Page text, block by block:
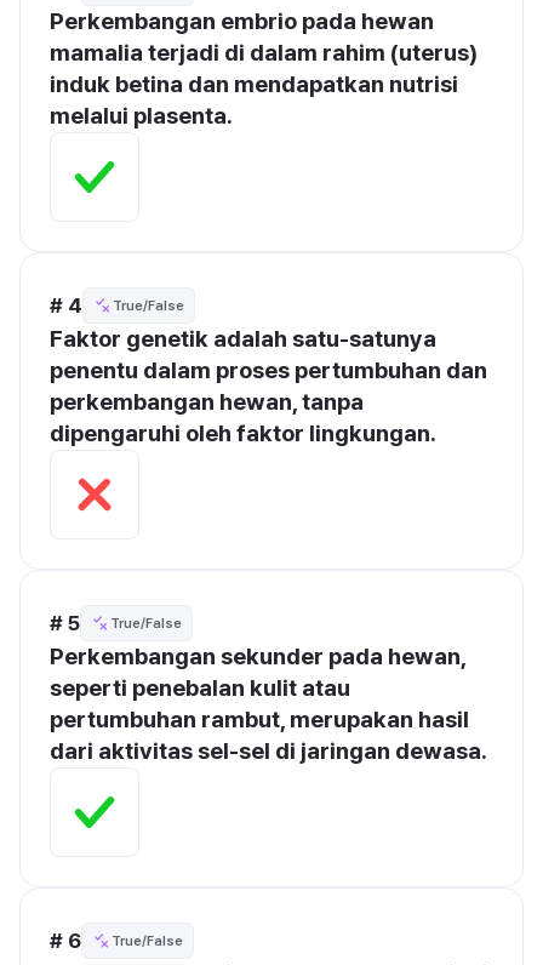
Perkembangan embrio pada hewan
mamalia terjadi di dalam rahim (uterus)
induk betina dan mendapatkan nutrisi
melalui plasenta.
# 4 True/False
Faktor genetik adalah satu-satunya
penentu dalam proses pertumbuhan dan
perkembangan hewan, tanpa
dipengaruhi oleh faktor lingkungan.
# 5 True/False
Perkembangan sekunder pada hewan,
seperti penebalan kulit atau
pertumbuhan rambut, merupakan hasil
dari aktivitas sel-sel di jaringan dewasa.
# 6 True/False